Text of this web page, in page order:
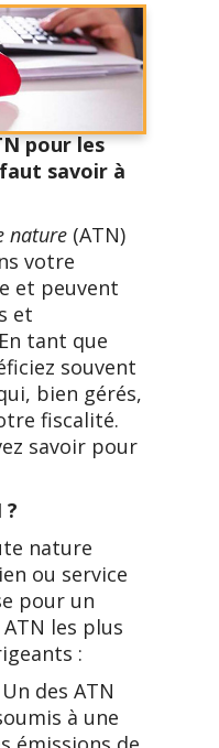
pour les
savoir à
nature (ATN)
votre
et peuvent
et
tant que
souvent
bien gérés,
fiscalité.
savoir pour
?
nature
ou service
pour un
les plus
:
des ATN
à une